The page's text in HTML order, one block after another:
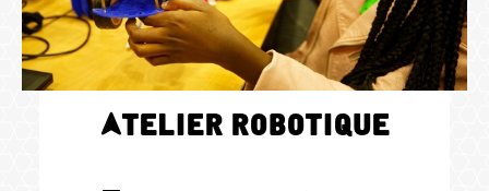
Atelier robotique